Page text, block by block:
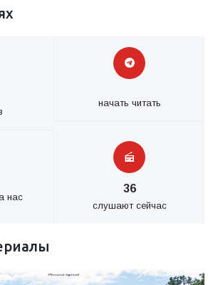
начать читать
нас
36
слушают сейчас